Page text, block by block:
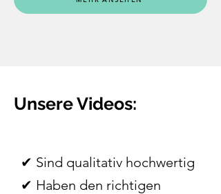
Unsere Videos:
✔︎ Sind qualitativ hochwertig
✔︎ Haben den richtigen